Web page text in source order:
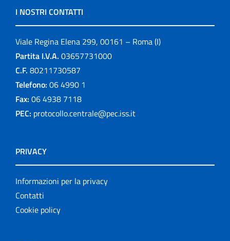
I NOSTRI CONTATTI
Viale Regina Elena 299, 00161 – Roma (I)
Partita I.V.A. 03657731000
C.F. 80211730587
Telefono: 06 4990 1
Fax: 06 4938 7118
PEC: protocollo.centrale@pec.iss.it
PRIVACY
Informazioni per la privacy
Contatti
Cookie policy